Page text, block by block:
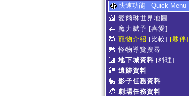
快速功能 - Quick Menu
愛爾琳世界地圖
魔力賦予 [喜愛]
寵物介紹 [比較] [夥伴]
怪物導覽搜尋
地下城資料 [料理]
遺跡資料
影子任務資料
劇場任務資料